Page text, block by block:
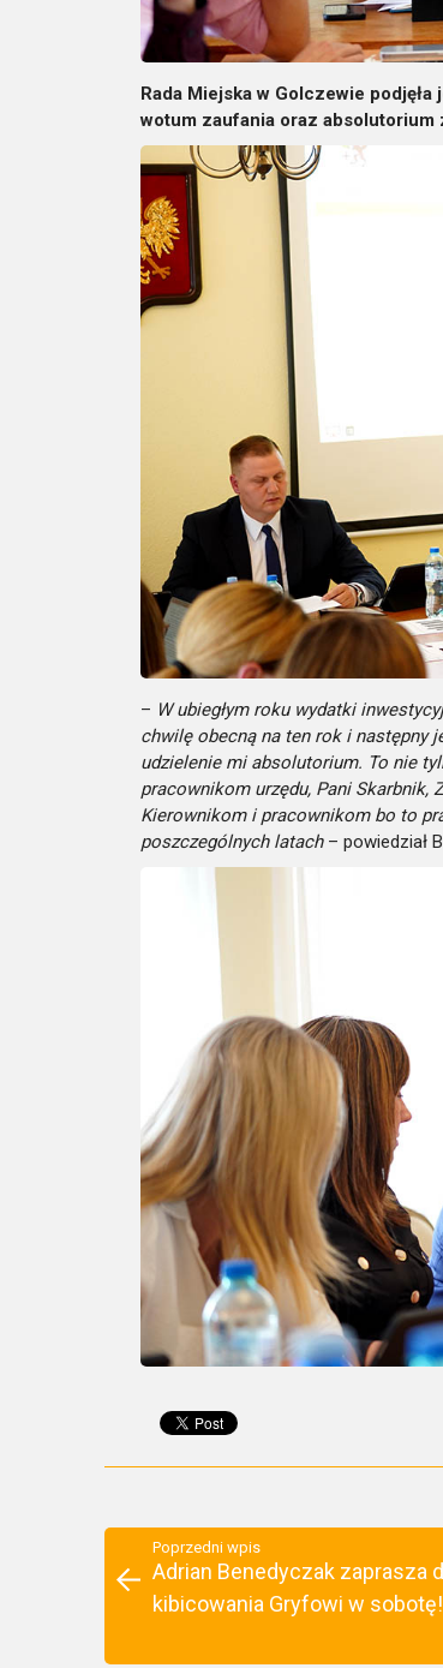
Rada Miejska w Golczewie
wotum zaufania oraz absolutorium
– W ubiegłym roku wydatki
chwilę obecną na ten rok i następny
udzielenie mi absolutorium. To nie
pracownikom urzędu, Pani Skarbnik,
Kierownikom i pracownikom bo to
poszczególnych latach– powiedział
Poprzedni wpis
Adrian Benedyczak zaprasza
kibicowania Gryfowi w sobotę!